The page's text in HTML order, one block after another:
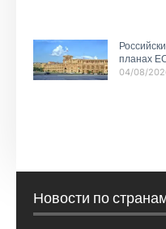
планах
04/08/
Новости по